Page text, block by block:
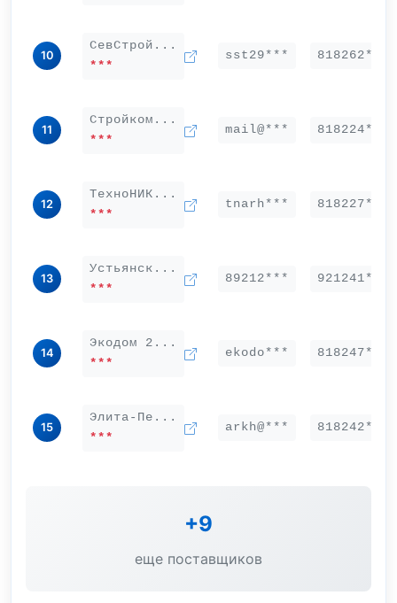
10
СевСтрой...
***
sst29*** 818262***
11
Стройком...
***
mail@*** 818224***
12
ТехноНИК...
***
tnarh*** 818227***
13
Устьянск...
***
89212*** 921241***
14
Экодом 2...
***
ekodo*** 818247***
15
Элита-Пе...
***
arkh@*** 818242***
+9
еще поставщиков